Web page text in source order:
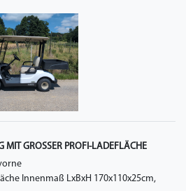
MIT GROSSER PROFI-LADEFLÄCHE
Innenmaß LxBxH 170x110x25cm,